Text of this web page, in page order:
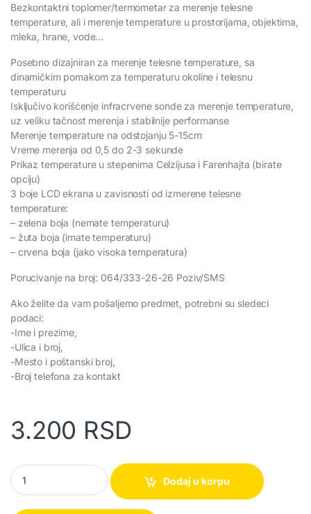
Bezkontaktni toplomer/termometar za merenje telesne
temperature, ali i merenje temperature u prostorijama, objektima,
mleka, hrane, vode…
Posebno dizajniran za merenje telesne temperature, sa
dinamičkim pomakom za temperaturu okoline i telesnu
temperaturu
Isključivo korišćenje infracrvene sonde za merenje temperature,
uz veliku tačnost merenja i stabilnije performanse
Merenje temperature na odstojanju 5-15cm
Vreme merenja od 0,5 do 2-3 sekunde
Prikaz temperature u stepenima Celzijusa i Farenhajta (birate
opciju)
3 boje LCD ekrana u zavisnosti od izmerene telesne
temperature:
– zelena boja (nemate temperaturu)
– žuta boja (imate temperaturu)
– crvena boja (jako visoka temperatura)
Porucivanje na broj: 064/333-26-26 Poziv/SMS
Ako želite da vam pošaljemo predmet, potrebni su sledeci
podaci:
-Ime i prezime,
-Ulica i broj,
-Mesto i poštanski broj,
-Broj telefona za kontakt
3.200 RSD
Bezkontaktni infracrveni termometar TF600 quantity
Dodaj u korpu